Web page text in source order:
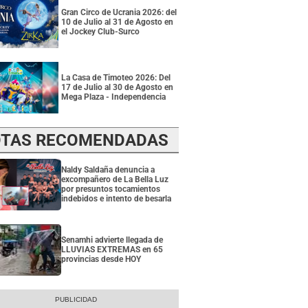
Gran Circo de Ucrania 2026: del
10 de Julio al 31 de Agosto en
el Jockey Club-Surco
La Casa de Timoteo 2026: Del
17 de Julio al 30 de Agosto en
Mega Plaza - Independencia
RECOMENDADAS
Naldy Saldaña denuncia a
excompañero de La Bella Luz
por presuntos tocamientos
indebidos e intento de besarla
Senamhi advierte llegada de
LLUVIAS EXTREMAS en 65
provincias desde HOY